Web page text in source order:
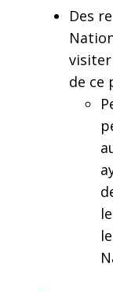
Des
visiter
de ce